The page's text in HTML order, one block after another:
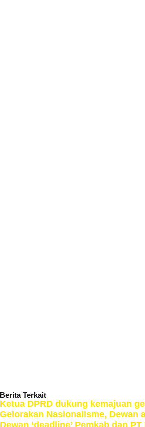
Berita Terkait
Ketua DPRD dukung kemajuan
Gelorakan Nasionalisme, Dewan
Dewan ‘deadline’ Pemkab dan